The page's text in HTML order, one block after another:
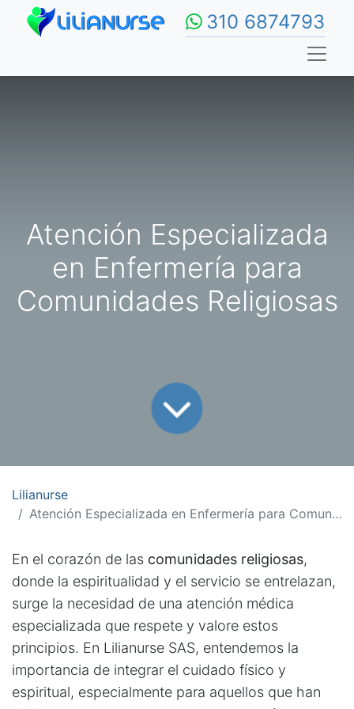
310 6874793
Atención Especializada
en Enfermería para
Comunidades Religiosas
Lilianurse
Atención Especializada en Enfermería para Comunidades Religiosas
En el corazón de las comunidades religiosas,
donde la espiritualidad y el servicio se entrelazan,
surge la necesidad de una atención médica
especializada que respete y valore estos
principios. En Lilianurse SAS, entendemos la
importancia de integrar el cuidado físico y
espiritual, especialmente para aquellos que han